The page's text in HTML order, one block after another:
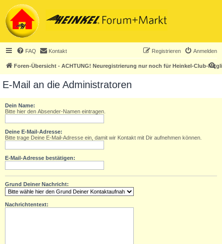
FAQ Kontakt Anmelden
Registrieren
Foren-Übersicht - ACHTUNG! Neuregistrierung nur noch für Heinkel-Club-
S
E-Mail an die Administratoren
Dein Name:
Bitte hier den Absender-Namen eintragen.
Deine E-Mail-Adresse:
Bitte trage Deine E-Mail-Adresse ein, damit wir Kontakt mit Dir aufnehmen können.
E-Mail-Adresse bestätigen:
Grund Deiner Nachricht:
Nachrichtentext: